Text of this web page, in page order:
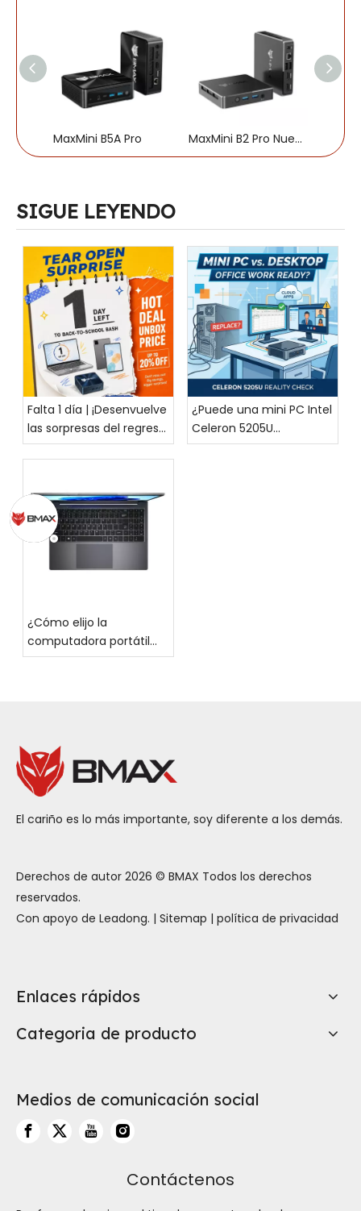
MaxMini B5A Pro MaxMini B2 Pro Nuevo
SIGUE LEYENDO
Falta 1 día | ¡Desenvuelve
las sorpresas del regreso
a clases! La gran oferta
de regreso a clases de
agosto: ahorre hasta un
20 % en toda la tienda
¿Puede una mini PC Intel
Celeron 5205U
reemplazar una
¿Cómo elijo la
computadora portátil
adecuada para mí?
El cariño es lo más importante, soy diferente a los demás.
Derechos de autor 2026 © BMAX Todos los derechos
reservados.
Con apoyo de Leadong. | Sitemap | política de privacidad
Enlaces rápidos
Categoria de producto
Medios de comunicación social
Contáctenos